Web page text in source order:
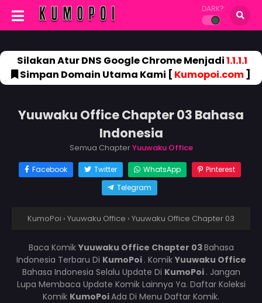
DARK?
Silakan Atur DNS Google Chrome Menjadi1.1.1.1
Simpan Domain Utama Kami [ Kumopoi.com]
Yuuwaku Office Chapter 03 Bahasa
Indonesia
Semua ChapterYuuwaku Office
Facebook Twitter WhatsApp
Pinterest
Telegram
KumoPoi › Yuuwaku Office › Yuuwaku Office Chapter 03
Baca Komik Yuuwaku Office Chapter 03Bahasa
Indonesia Terbaru Di KumoPoi . Komik Yuuwaku Office
Bahasa Indonesia Selalu Update Di KumoPoi . Jangan
Lupa Membaca Update Komik Lainnya Ya. Daftar Koleksi
Komik KumoPoiAda Di Menu Daftar Komik.